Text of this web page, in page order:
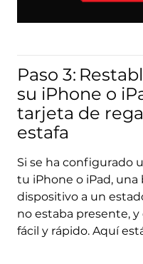
Paso 3:
su iPhone o
tarjeta de
estafa
Si se ha configurado
tu iPhone o iPad, una
dispositivo a un
no estaba presente,
fácil y rápido. Aquí